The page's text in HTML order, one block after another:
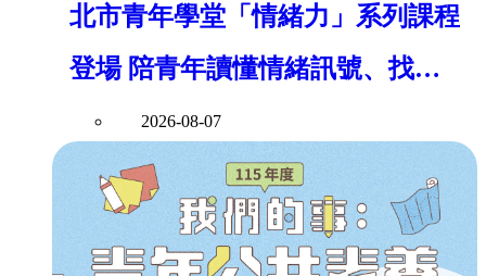
北市青年學堂「情緒力」系列課程
登場 陪青年讀懂情緒訊號、找回
身心平衡2026-08-07